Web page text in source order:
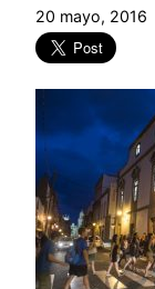
20 mayo, 2016